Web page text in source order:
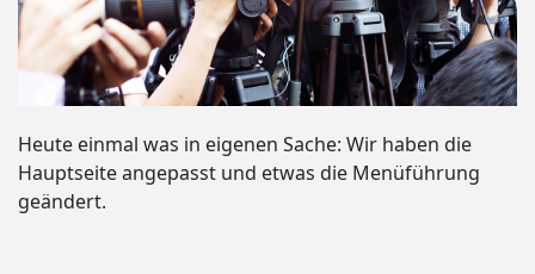
Heute einmal was in eigenen Sache: Wir haben die
Hauptseite angepasst und etwas die Menüführung
geändert.